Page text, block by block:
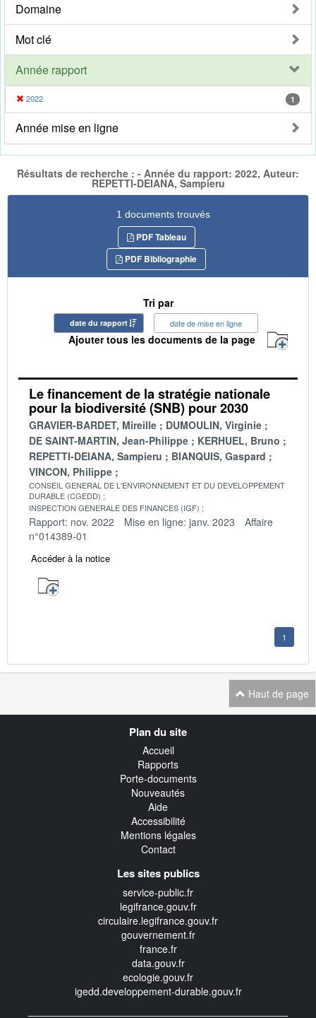
Domaine
Mot clé
Année rapport
2022 1
Année mise en ligne
Résultats de recherche : - Année du rapport: 2022, Auteur:
REPETTI-DEIANA, Sampieru
1 documents trouvés
PDF Tableau
PDF Bibliographie
Tri par
date du rapport date de mise en ligne
Ajouter tous les documents de la page
Le financement de la stratégie nationale
pour la biodiversité (SNB) pour 2030
GRAVIER-BARDET, Mireille
DUMOULIN, Virginie
DE SAINT-MARTIN, Jean-Philippe
KERHUEL, Bruno
REPETTI-DEIANA, Sampieru
BIANQUIS, Gaspard
VINCON, Philippe
CONSEIL GENERAL DE L'ENVIRONNEMENT ET DU DEVELOPPEMENT
DURABLE (CGEDD)
INSPECTION GENERALE DES FINANCES (IGF)
Rapport: nov. 2022 Mise en ligne: janv. 2023
Affaire
n°014389-01
Accéder à la notice
1
Haut de page
Plan du site
Accueil
Rapports
Porte-documents
Nouveautés
Aide
Accessibilité
Mentions légales
Contact
Les sites publics
service-public.fr
legifrance.gouv.fr
circulaire.legifrance.gouv.fr
gouvernement.fr
france.fr
data.gouv.fr
ecologie.gouv.fr
igedd.developpement-durable.gouv.fr